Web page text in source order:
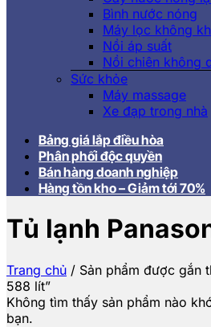
Bình nước nóng
Máy lọc không
Nồi áp suất
Nồi chiên không
Sức khỏe
Máy massage
Xe đạp trong nhà
Bảng giá lắp điều hòa
Phân phối độc quyền
Bán hàng doanh nghiệp
Hàng tồn kho – Giảm tới 70%
Tủ lạnh
Trang chủ / Sản phẩm được gắn
588 lít”
Không tìm thấy sản phẩm nào
bạn.